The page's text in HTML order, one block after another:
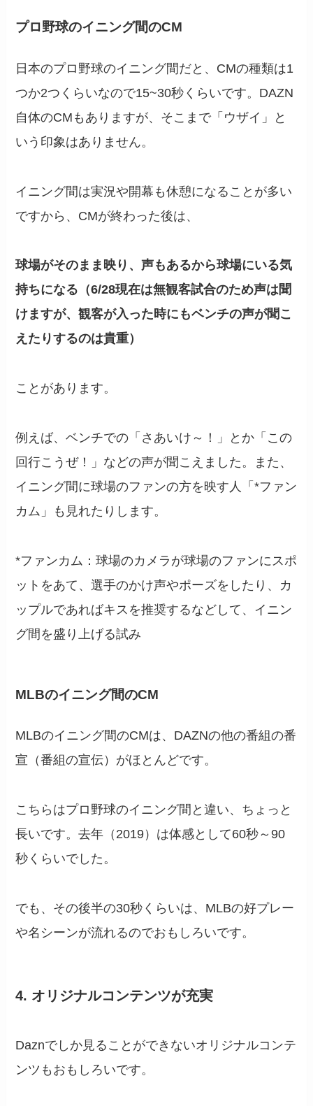
プロ野球のイニング間のCM
日本のプロ野球のイニング間だと、CMの種類は1
つか2つくらいなので15~30秒くらいです。DAZN
自体のCMもありますが、そこまで「ウザイ」と
いう印象はありません。
イニング間は実況や開幕も休憩になることが多い
ですから、CMが終わった後は、
球場がそのまま映り、声もあるから球場にいる気
持ちになる（6/28現在は無観客試合のため声は聞
けますが、観客が入った時にもベンチの声が聞こ
えたりするのは貴重）
ことがあります。
例えば、ベンチでの「さあいけ～！」とか「この
回行こうぜ！」などの声が聞こえました。また、
イニング間に球場のファンの方を映す人「*ファン
カム」も見れたりします。
*ファンカム：球場のカメラが球場のファンにスポ
ットをあて、選手のかけ声やポーズをしたり、カ
ップルであればキスを推奨するなどして、イニン
グ間を盛り上げる試み
MLBのイニング間のCM
MLBのイニング間のCMは、DAZNの他の番組の番
宣（番組の宣伝）がほとんどです。
こちらはプロ野球のイニング間と違い、ちょっと
長いです。去年（2019）は体感として60秒～90
秒くらいでした。
でも、その後半の30秒くらいは、MLBの好プレー
や名シーンが流れるのでおもしろいです。
4. オリジナルコンテンツが充実
Daznでしか見ることができないオリジナルコンテ
ンツもおもしろいです。